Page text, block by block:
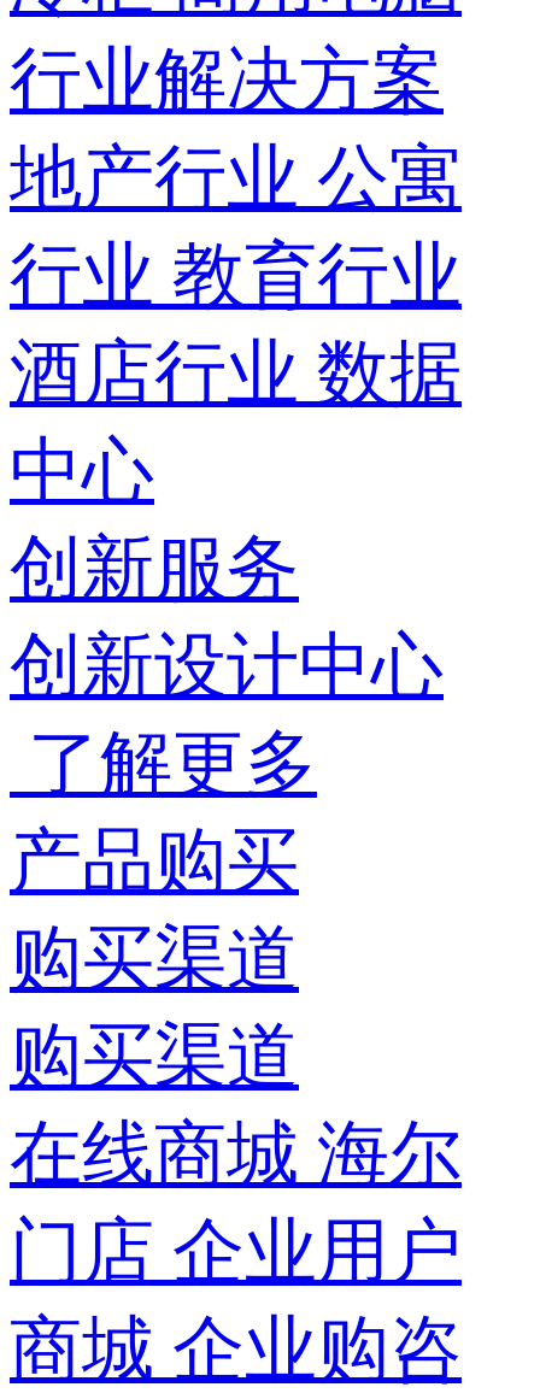
行业解决方案
地产行业 公寓
行业 教育行业
酒店行业 数据
中心
创新服务
创新设计中心
了解更多
产品购买
购买渠道
购买渠道
在线商城 海尔
门店 企业用户
商城 企业购咨